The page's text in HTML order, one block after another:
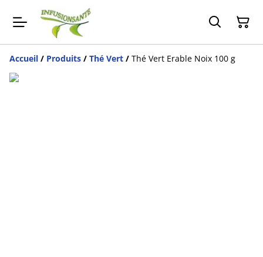
Accueil / Produits / Thé Vert / Thé Vert Erable Noix 100 g